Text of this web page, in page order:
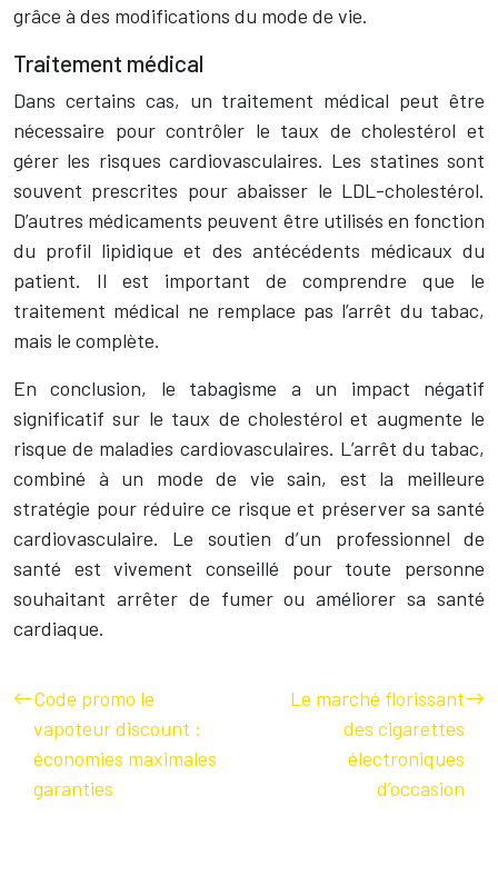
grâce à des modifications du mode de vie.
Traitement médical
Dans certains cas, un traitement médical peut être
nécessaire pour contrôler le taux de cholestérol et
gérer les risques cardiovasculaires. Les statines sont
souvent prescrites pour abaisser le LDL-cholestérol.
D’autres médicaments peuvent être utilisés en fonction
du profil lipidique et des antécédents médicaux du
patient. Il est important de comprendre que le
traitement médical ne remplace pas l’arrêt du tabac,
mais le complète.
En conclusion, le tabagisme a un impact négatif
significatif sur le taux de cholestérol et augmente le
risque de maladies cardiovasculaires. L’arrêt du tabac,
combiné à un mode de vie sain, est la meilleure
stratégie pour réduire ce risque et préserver sa santé
cardiovasculaire. Le soutien d’un professionnel de
santé est vivement conseillé pour toute personne
souhaitant arrêter de fumer ou améliorer sa santé
cardiaque.
Code promo le
vapoteur discount :
économies maximales
garanties
Le marché florissant
des cigarettes
électroniques
d’occasion